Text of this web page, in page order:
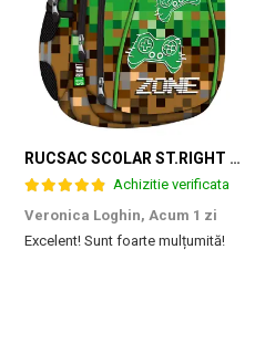
RUCSAC SCOLAR ST.RIGHT 4 COMPARTIMENTE BP-04 GAME ZONE 698187
Achizitie verificata
Veronica Loghin, Acum 1 zi
Excelent! Sunt foarte mulțumită!